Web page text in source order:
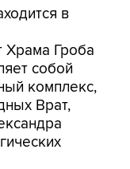
в
Храма Гроба
собой
комплекс,
Врат,